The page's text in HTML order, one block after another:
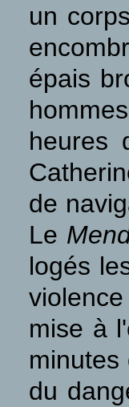
un
épais
heures
de
Le
logés
mise à
minutes
du